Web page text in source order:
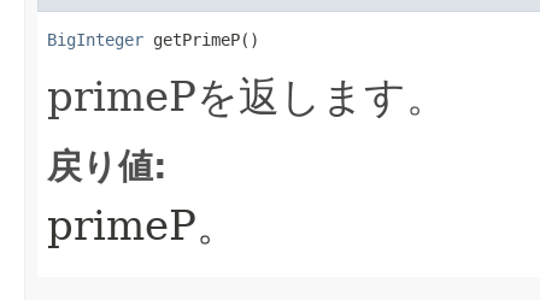
BigInteger getPrimeP()
primePを返します。
戻り値:
primeP。